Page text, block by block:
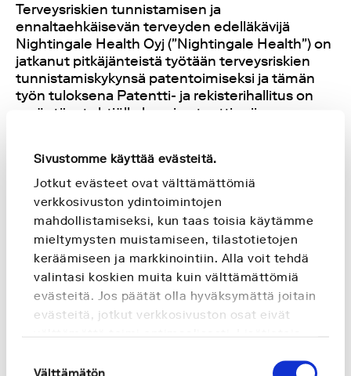
Sivustomme käyttää evästeitä.
Jotkut evästeet ovat välttämättömiä
verkkosivuston ydintoimintojen
mahdollistamiseksi, kun taas toisia käytämme
mieltymysten muistamiseen, tilastotietojen
keräämiseen ja markkinointiin. Alla voit tehdä
valintasi koskien muita kuin välttämättömiä
evästeitä. Jos päätät olla hyväksymättä joitain
evästeitä, jotkut verkkosivuston osat eivät
Välttämätön
Terveysriskien tunnistamisen ja
ennaltaehkäisevän terveyden edelläkävijä
Nightingale Health Oyj ("Nightingale Health") on
jatkanut pitkäjänteistä työtään terveysriskien
tunnistamiskykynsä patentoimiseksi ja tämän
työn tuloksena Patentti- ja rekisterihallitus on
myöntänyt yhtiölle kuusi patenttia viime
Patentit koskevat yhtiön kehittämän teknologian
kykyä tunnistaa seuraavien sairauksien
sairastumisriskit: munuaissairaus, eteisvärinä,
ruoansulatusjärjestelmän häiriö ja
raskausmyrkytys. Lisäksi yhtiölle on myönnetty
patentit koskien teknologian kykyä tunnistaa
riskikuolla rintasyöpään ja riskikuolla
eturauhassyöpään.
useisiin sairauksiin yhdestä verinäytteestä ja